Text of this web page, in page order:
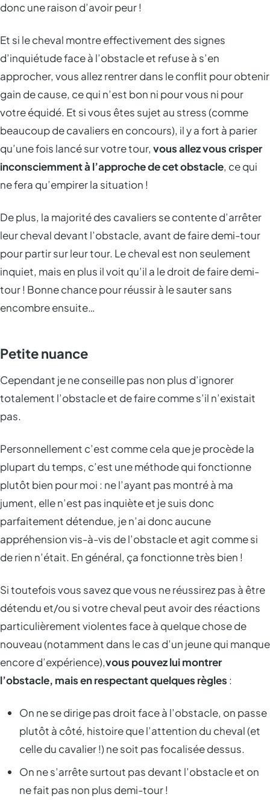
donc une raison d’avoir peur !
Et si le cheval montre effectivement des signes
d’inquiétude face à l’obstacle et refuse à s’en
approcher, vous allez rentrer dans le conflit pour obtenir
gain de cause, ce qui n’est bon ni pour vous ni pour
votre équidé. Et si vous êtes sujet au stress (comme
beaucoup de cavaliers en concours), il y a fort à parier
qu’une fois lancé sur votre tour, vous allez vous crisper
inconsciemment à l’approche de cet obstacle, ce qui
ne fera qu’empirer la situation !
De plus, la majorité des cavaliers se contente d’arrêter
leur cheval devant l’obstacle, avant de faire demi-tour
pour partir sur leur tour. Le cheval est non seulement
inquiet, mais en plus il voit qu’il a le droit de faire demi-
tour ! Bonne chance pour réussir à le sauter sans
encombre ensuite…
Petite nuance
Cependant je ne conseille pas non plus d’ignorer
totalement l’obstacle et de faire comme s’il n’existait
pas.
Personnellement c’est comme cela que je procède la
plupart du temps, c’est une méthode qui fonctionne
plutôt bien pour moi : ne l’ayant pas montré à ma
jument, elle n’est pas inquiète et je suis donc
parfaitement détendue, je n’ai donc aucune
appréhension vis-à-vis de l’obstacle et agit comme si
de rien n’était. En général, ça fonctionne très bien !
Si toutefois vous savez que vous ne réussirez pas à être
détendu et/ou si votre cheval peut avoir des réactions
particulièrement violentes face à quelque chose de
nouveau (notamment dans le cas d’un jeune qui manque
encore d’expérience),vous pouvez lui montrer
l’obstacle, mais en respectant quelques règles :
On ne se dirige pas droit face à l’obstacle, on passe
plutôt à côté, histoire que l’attention du cheval (et
celle du cavalier !) ne soit pas focalisée dessus.
On ne s’arrête surtout pas devant l’obstacle et on
ne fait pas non plus demi-tour !